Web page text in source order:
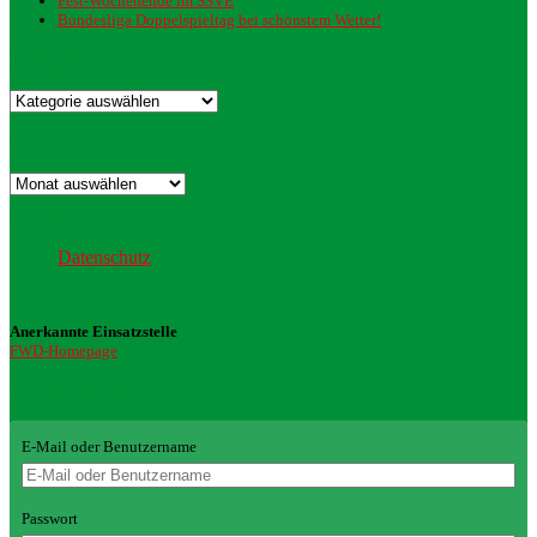
Bundesliga Doppelspieltag bei schönstem Wetter!
Kategorien
Archiv
Datenschutz
Anerkannte Einsatzstelle
FWD-Homepage
E-Mail oder Benutzername
Passwort